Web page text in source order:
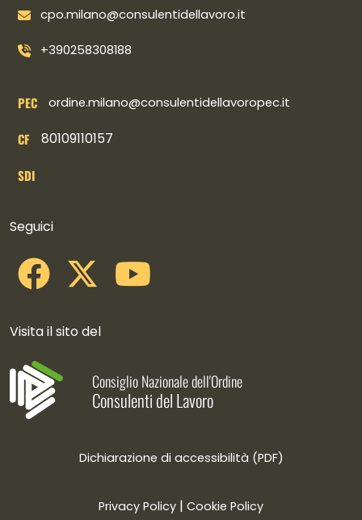
cpo.milano@consulentidellavoro.it
+390258308188
PEC ordine.milano@consulentidellavoropec.it
CF 80109110157
SDI
Seguici
Visita il sito del
Consiglio Nazionale dell'Ordine
Consulenti del Lavoro
Dichiarazione di accessibilità (PDF)
Privacy Policy | Cookie Policy